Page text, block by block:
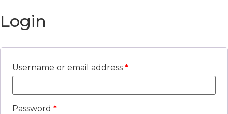
ADD
Login
Username or email address *
Password *